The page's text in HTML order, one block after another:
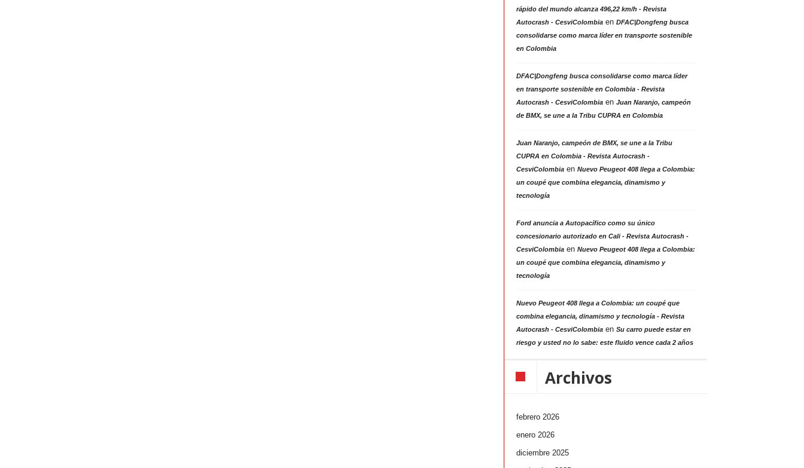
rápido del mundo alcanza 496,22 km/h - Revista
Autocrash - CesviColombiaen DFAC|Dongfeng busca
consolidarse como marca líder en transporte sostenible
en Colombia
DFAC|Dongfeng busca consolidarse como marca líder
en transporte sostenible en Colombia - Revista
Autocrash - CesviColombiaen Juan Naranjo, campeón
de BMX, se une a la Tribu CUPRA en Colombia
Juan Naranjo, campeón de BMX, se une a la Tribu
CUPRA en Colombia - Revista Autocrash -
CesviColombiaen Nuevo Peugeot 408 llega a Colombia:
un coupé que combina elegancia, dinamismo y
tecnología
Ford anuncia a Autopacífico como su único
concesionario autorizado en Cali - Revista Autocrash -
CesviColombiaen Nuevo Peugeot 408 llega a Colombia:
un coupé que combina elegancia, dinamismo y
tecnología
Nuevo Peugeot 408 llega a Colombia: un coupé que
combina elegancia, dinamismo y tecnología - Revista
Autocrash - CesviColombiaen Su carro puede estar en
riesgo y usted no lo sabe: este fluido vence cada 2 años
Archivos
febrero 2026
enero 2026
diciembre 2025